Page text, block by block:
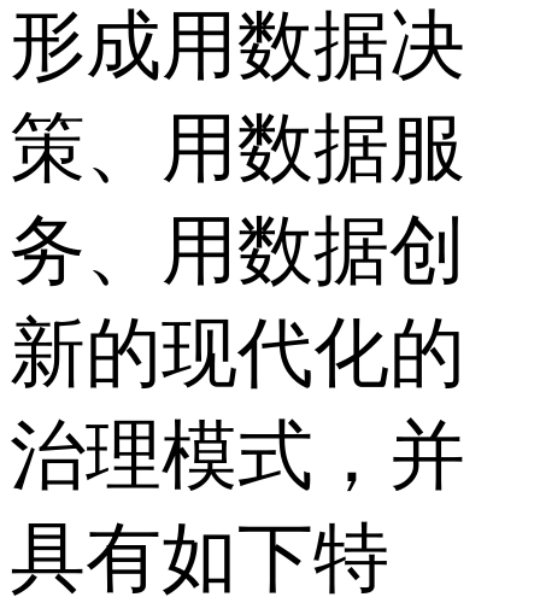
形成用数据决
策、用数据服
务、用数据创
新的现代化的
治理模式，并
具有如下特